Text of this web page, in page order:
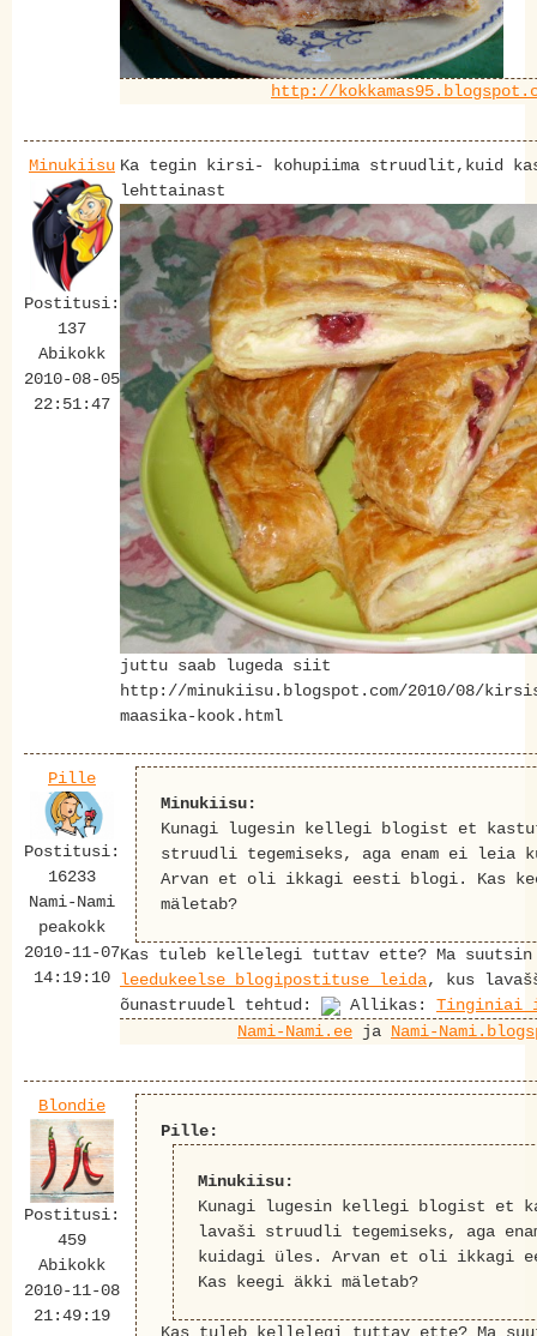
http://
Minukiisu
Postitusi:
137
Abikokk
2010-08-05
22:51:47
Ka tegin kirsi- kohupiima struudlit,kuid
lehttainast
juttu saab lugeda siit
http://minukiisu.blogspot.com/2010/08/
maasika-kook.html
Pille
Postitusi:
16233
Nami-Nami
peakokk
2010-11-07
14:19:10
Minukiisu:
Kunagi lugesin kellegi blogist et
struudli tegemiseks, aga enam ei leia
Arvan et oli ikkagi eesti blogi. Kas
mäletab?
Kas tuleb kellelegi tuttav ette? Ma suutsin
leedukeelse blogipostituse leida, kus
õunastruudel tehtud:
Allikas: Tinginiai
Nami-Nami.ee ja Nami-
Blondie
Postitusi:
459
Abikokk
2010-11-08
21:49:19
Pille:
Minukiisu:
Kunagi lugesin kellegi blogist et
lavaši struudli tegemiseks, aga
kuidagi üles. Arvan et oli ikkagi
Kas keegi äkki mäletab?